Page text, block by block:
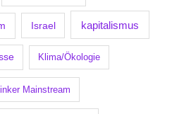
Israel kapitalismus
Klima/Ökologie
Mainstream